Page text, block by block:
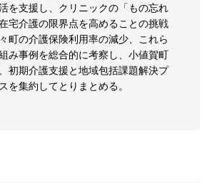
を支援し、クリニックの「もの忘れ
宅介護の限界点を高めることの挑戦
町の介護保険利用率の減少、これら
み事例を総合的に考察し、小値賀町
初期介護支援と地域包括課題解決プ
を集約してとりまとめる。